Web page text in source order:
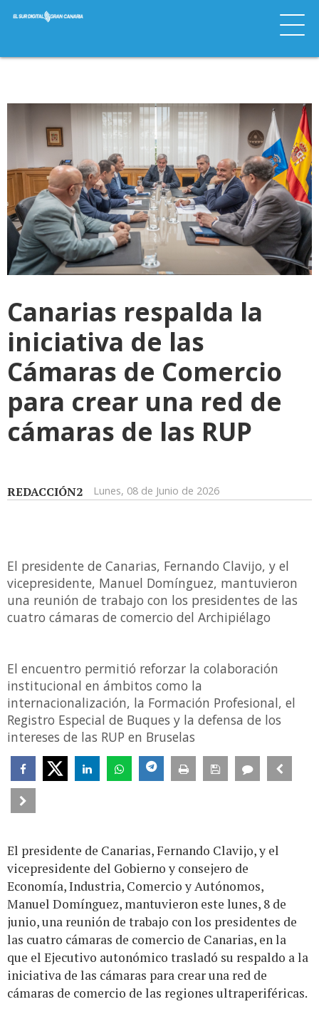
Canarias respalda la
iniciativa de las
Cámaras de Comercio
para crear una red de
cámaras de las RUP
REDACCIÓN2 Lunes, 08 de Junio de 2026
El presidente de Canarias, Fernando Clavijo, y el
vicepresidente, Manuel Domínguez, mantuvieron
una reunión de trabajo con los presidentes de las
cuatro cámaras de comercio del Archipiélago
El encuentro permitió reforzar la colaboración
institucional en ámbitos como la
internacionalización, la Formación Profesional, el
Registro Especial de Buques y la defensa de los
intereses de las RUP en Bruselas
El presidente de Canarias, Fernando Clavijo, y el
vicepresidente del Gobierno y consejero de
Economía, Industria, Comercio y Autónomos,
Manuel Domínguez, mantuvieron este lunes, 8 de
junio, una reunión de trabajo con los presidentes de
las cuatro cámaras de comercio de Canarias, en la
que el Ejecutivo autonómico trasladó su respaldo a la
iniciativa de las cámaras para crear una red de
cámaras de comercio de las regiones ultraperiféricas.